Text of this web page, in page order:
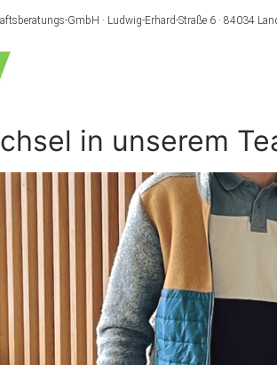
GmbH · Ludwig-Erhard-Straße 6 · 84034
in unserem